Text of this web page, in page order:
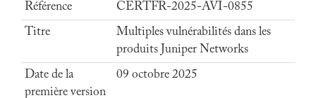
Référence
CERTFR-2025-AVI-0855
Titre
Multiples vulnérabilités dans les
produits Juniper Networks
Date de la
première version
09 octobre 2025